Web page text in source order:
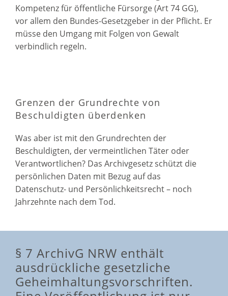
Kompetenz für öffentliche Fürsorge (Art 74 GG),
vor allem den Bundes-Gesetzgeber in der Pflicht. Er
müsse den Umgang mit Folgen von Gewalt
verbindlich regeln.
Grenzen der Grundrechte von
Beschuldigten überdenken
Was aber ist mit den Grundrechten der
Beschuldigten, der vermeintlichen Täter oder
Verantwortlichen? Das Archivgesetz schützt die
persönlichen Daten mit Bezug auf das
Datenschutz- und Persönlichkeitsrecht – noch
Jahrzehnte nach dem Tod.
§ 7 ArchivG NRW enthält
ausdrückliche gesetzliche
Geheimhaltungsvorschriften.